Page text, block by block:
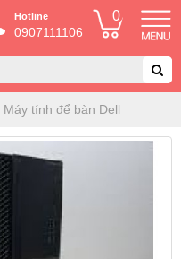
Hotline
0907111106
0
Máy tính để bàn Dell